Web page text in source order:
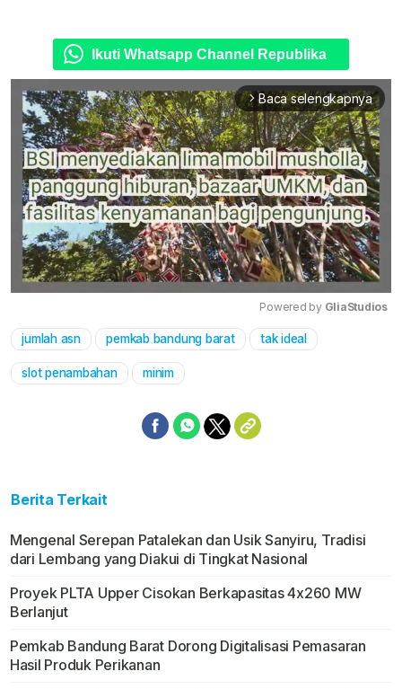
Ikuti Whatsapp Channel Republika
arrow_forward_ios Baca selengkapnya
Powered by GliaStudios
jumlah asn pemkab bandung barat tak ideal
slot penambahan minim
Berita Terkait
Mengenal Serepan Patalekan dan Usik Sanyiru, Tradisi
dari Lembang yang Diakui di Tingkat Nasional
Proyek PLTA Upper Cisokan Berkapasitas 4x260 MW
Berlanjut
Pemkab Bandung Barat Dorong Digitalisasi Pemasaran
Hasil Produk Perikanan